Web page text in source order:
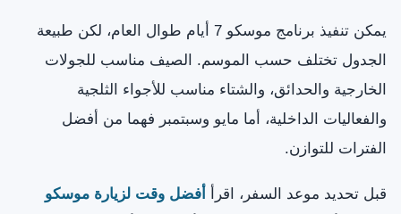
يمكن تنفيذ برنامج موسكو 7 أيام طوال العام، لكن طبيعة
الجدول تختلف حسب الموسم. الصيف مناسب للجولات
الخارجية والحدائق، والشتاء مناسب للأجواء الثلجية
والفعاليات الداخلية، أما مايو وسبتمبر فهما من أفضل
الفترات للتوازن.
قبل تحديد موعد السفر، اقرأ أفضل وقت لزيارة موسكو